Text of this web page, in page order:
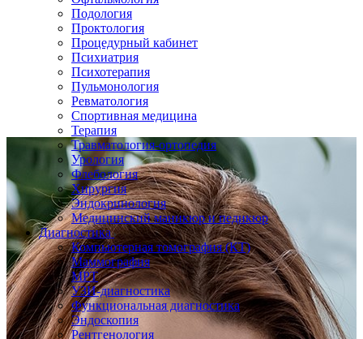
Подология
Проктология
Процедурный кабинет
Психиатрия
Психотерапия
Пульмонология
Ревматология
Спортивная медицина
Терапия
Травматология-ортопедия
Урология
Флебология
Хирургия
Эндокринология
Медицинский маникюр и педикюр
Диагностика
Компьютерная томография (КТ)
Маммография
МРТ
УЗИ-диагностика
Функциональная диагностика
Эндоскопия
Рентгенология